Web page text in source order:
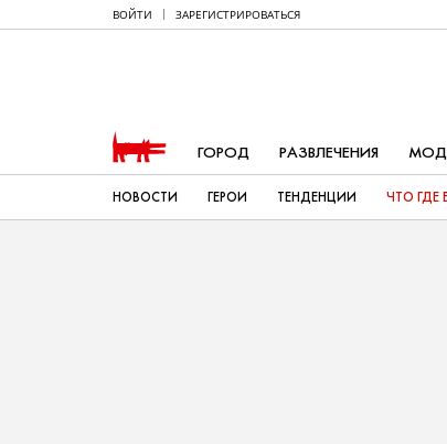
ВОЙТИ ЗАРЕГИСТРИРОВАТЬСЯ
ГОРОД РАЗВЛЕЧЕНИЯ
НОВОСТИ ГЕРОИ ТЕНДЕНЦИИ ЧТО ГДЕ